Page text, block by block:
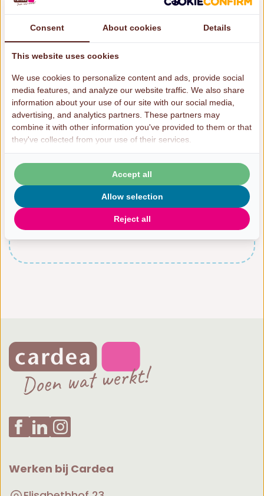
medewerkers. Samen zetten we net dat
stapje extra om te doen wat écht werkt!
Meer over werken bij ons
Om deze video te tonen moeten we
cookies plaatsen.
Accepteer marketing-cookies
of bekijk het op
www.vimeo.com/875082293
Werken bij Cardea
Consent About cookies Details
This website uses cookies
We use cookies to personalize content and ads, provide social
media features, and analyze our website traffic. We also share
information about your use of our site with our social media,
advertising, and analytics partners. These partners may
combine it with other information you've provided to them or that
they've collected from your use of their services.
Reject all
Allow selection
Accept all